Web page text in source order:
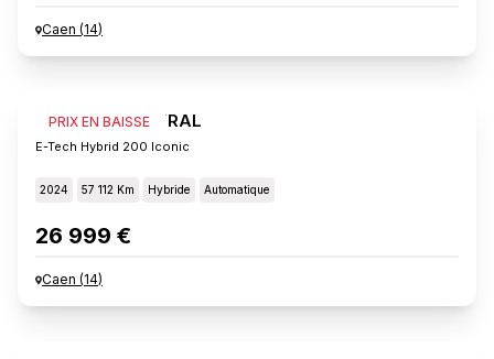
Caen (14)
PRIX EN BAISSE
RENAULT AUSTRAL
E-Tech Hybrid 200 Iconic
2024 57 112 Km Hybride Automatique
26 999 €
Caen (14)